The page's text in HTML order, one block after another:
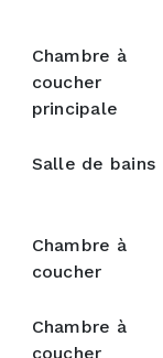
Chambre à
coucher
principale
Salle de bains
Chambre à
coucher
Chambre à
coucher